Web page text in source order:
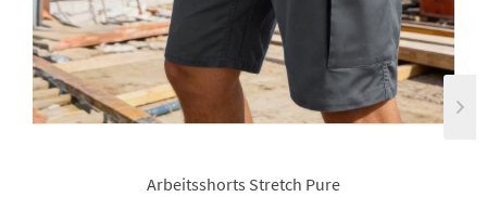
Arbeitsshorts Stretch Pure